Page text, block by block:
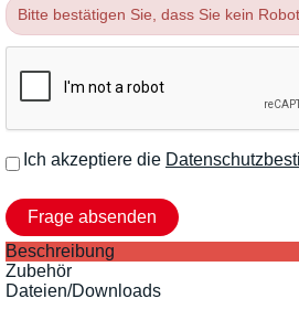
Bitte bestätigen Sie, dass Sie kein
Ich akzeptiere die
Beschreibung
Zubehör
Dateien/Downloads